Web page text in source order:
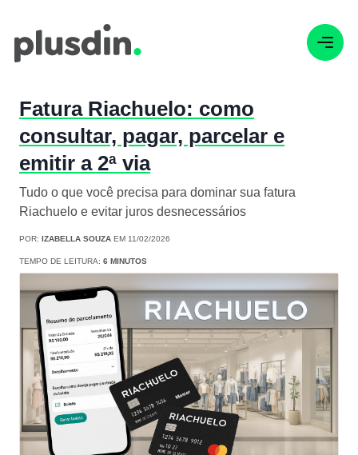
Fatura Riachuelo: como
consultar, pagar, parcelar e
emitir a 2ª via
Tudo o que você precisa para dominar sua fatura
Riachuelo e evitar juros desnecessários
POR: IZABELLA SOUZA EM 11/02/2026
TEMPO DE LEITURA: 6 MINUTOS